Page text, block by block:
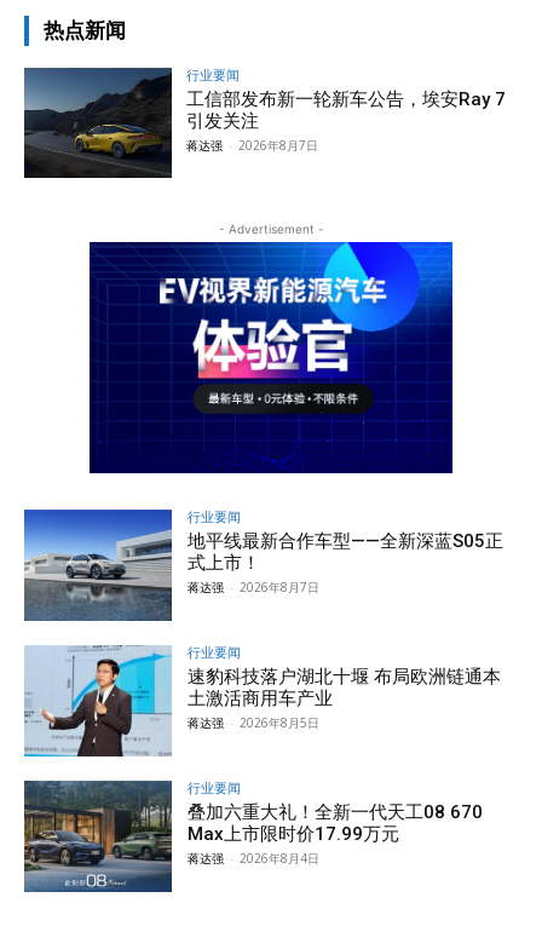
热点新闻
行业要闻
工信部发布新一轮新车公告，埃安Ray 7
引发关注
蒋达强 - 2026年8月7日
- Advertisement -
行业要闻
地平线最新合作车型——全新深蓝S05正
式上市！
蒋达强 - 2026年8月7日
行业要闻
速豹科技落户湖北十堰 布局欧洲链通本
土激活商用车产业
蒋达强 - 2026年8月5日
行业要闻
叠加六重大礼！全新一代天工08 670
Max上市限时价17.99万元
蒋达强 - 2026年8月4日